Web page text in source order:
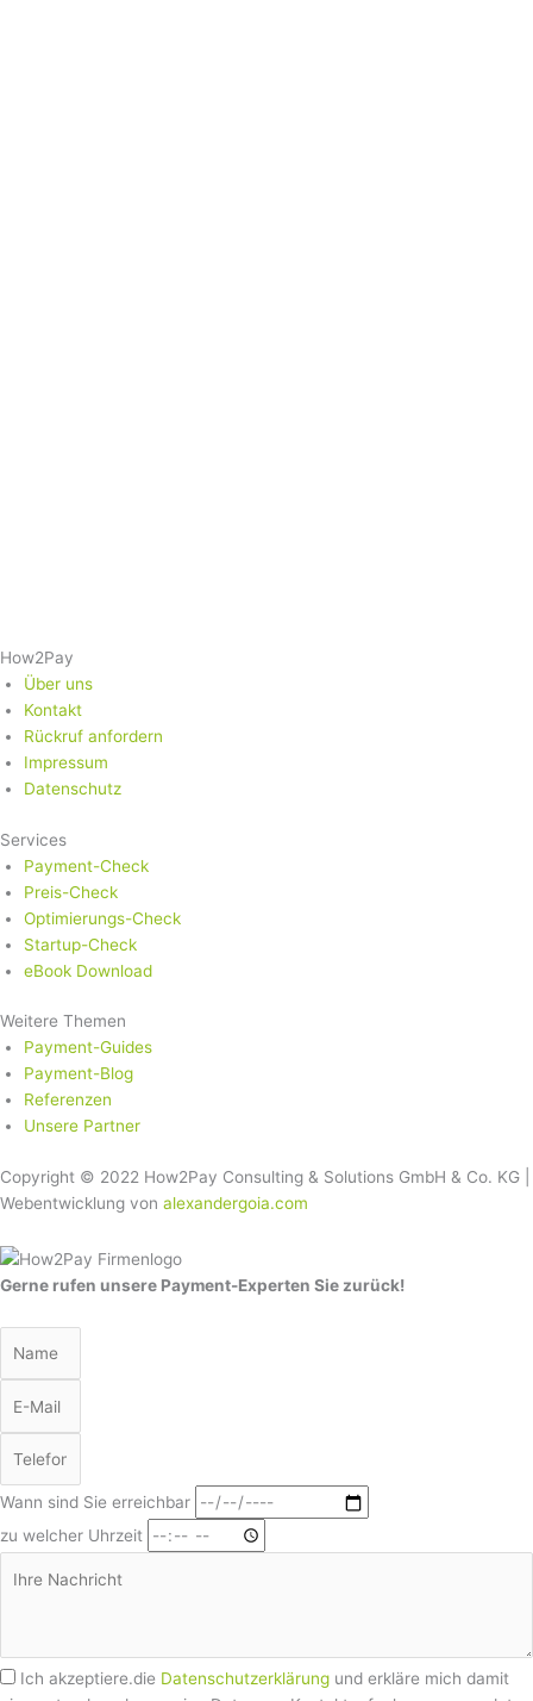
How2Pay
Über uns
Kontakt
Rückruf anfordern
Impressum
Datenschutz
Services
Payment-Check
Preis-Check
Optimierungs-Check
Startup-Check
eBook Download
Weitere Themen
Payment-Guides
Payment-Blog
Referenzen
Unsere Partner
Copyright © 2022 How2Pay Consulting & Solutions GmbH & Co. KG |
Webentwicklung von alexandergoia.com
Gerne rufen unsere Payment-Experten Sie zurück!
Wann sind Sie erreichbar
zu welcher Uhrzeit
Ich akzeptiere.die Datenschutzerklärung und erkläre mich damit